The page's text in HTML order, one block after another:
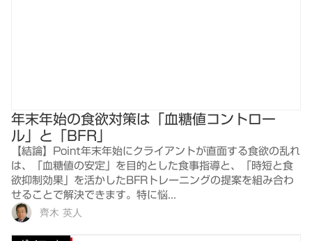
年末年始の食欲対策は「血糖値コントロー
ル」と「BFR」
【結論】Point年末年始にクライアントが直面する食欲の乱れ
は、「血糖値の安定」を目的とした食事指導と、「時短と食
欲抑制効果」を活かしたBFRトレーニングの提案を組み合わ
せることで解決できます。特に悩...
齊木 英人